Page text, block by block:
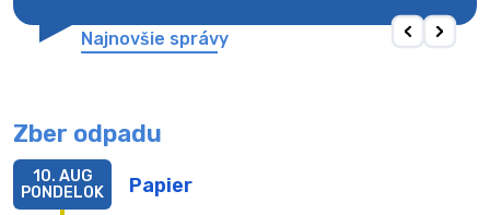
Najnovšie správy
Zber odpadu
Papier
10. AUG
PONDELOK